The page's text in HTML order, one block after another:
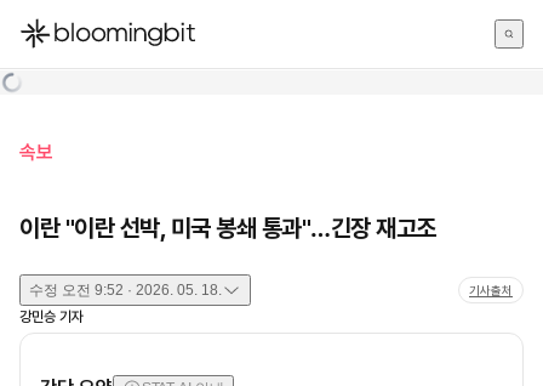
한국어
속보
이란 "이란 선박, 미국 봉쇄 통과"…긴장 재고조
수정 오전 9:52 · 2026. 05. 18. 기사출처
강민승 기자